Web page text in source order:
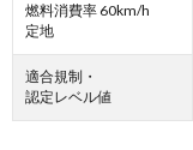
燃料消費率 60km/h
定地
適合規制・
認定レベル値